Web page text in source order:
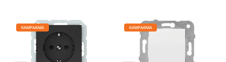
KAMPAANIA KAMPAANIA